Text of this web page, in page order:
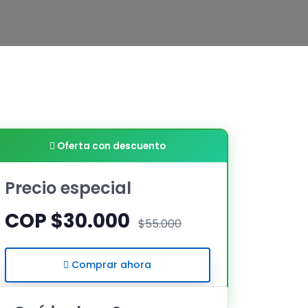
Oferta con descuento
Precio especial
COP $30.000 $55.000
Comprar ahora